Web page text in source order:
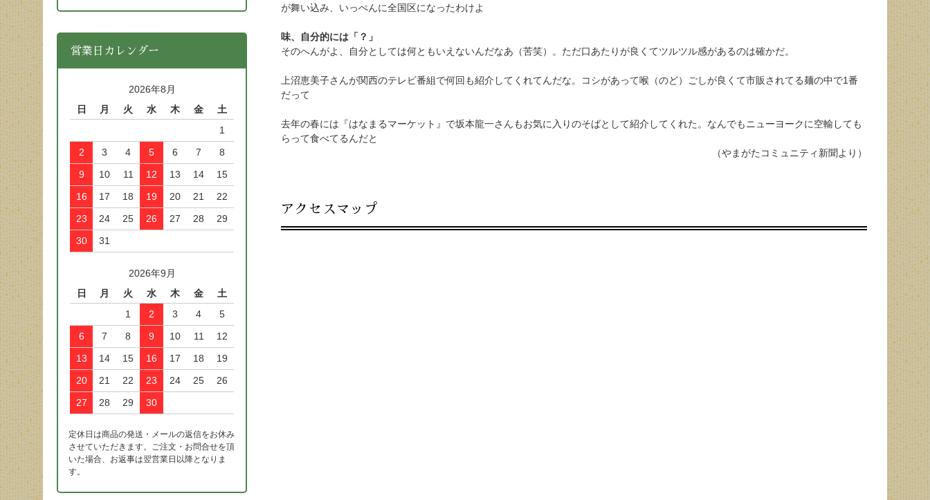
が舞い込み、いっぺんに全国区になったわけよ
味、自分的には「？」
そのへんがよ、自分としては何ともいえないんだなあ（苦笑）。ただ口あたりが良くてツルツル感があるのは確かだ。
上沼恵美子さんが関西のテレビ番組で何回も紹介してくれてんだな。コシがあって喉（のど）ごしが良くて市販されてる麺の中で1番
だって
去年の春には『はなまるマーケット』で坂本龍一さんもお気に入りのそばとして紹介してくれた。なんでもニューヨークに空輸しても
らって食べてるんだと
（やまがたコミュニティ新聞より）
アクセスマップ
営業日カレンダー
2026年8月
日
月 火 水 木 金
土
1
2
3 4 5 6 7
8
9
10 11 12 13 14
15
16
17 18 19 20 21
22
23
24 25 26 27 28
29
30
31
2026年9月
日
月 火 水 木 金
土
1
2 3 4
5
6
7 8 9 10 11
12
13
14 15 16 17 18
19
20
21 22 23 24 25
26
27
28 29 30
定休日は商品の発送・メールの返信をお休み
させていただきます。ご注文・お問合せを頂
いた場合、お返事は翌営業日以降となりま
す。